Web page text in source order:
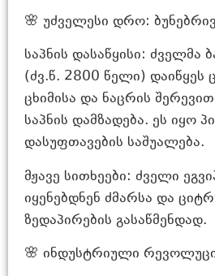
🌸 უძველესი დრო:
საპნის დასაწყისი: ძველმა
(ძვ.წ. 2800 წელი) დაიწყეს
ცხიმისა და ნაცრის
საპნის დამზადება. ეს იყო
დასუფთავების საშუალება.
მჟავე სითხეები: ძველი
იყენებდნენ ძმარსა და
ზედაპირების გასაწმენდად.
🌸 ინდუსტრიული